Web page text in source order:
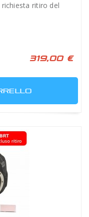
ritiro del
319,00 €